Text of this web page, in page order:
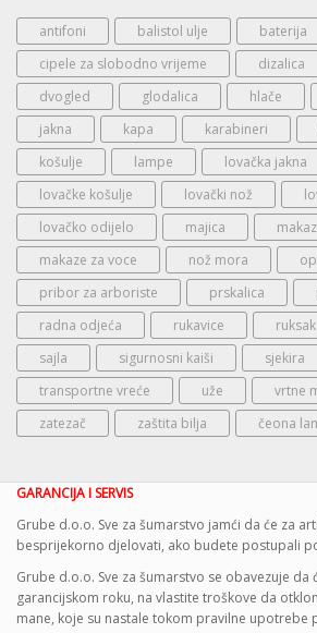
antifoni balistol ulje baterija
cipele za slobodno vrijeme
dizalica
dvogled
glodalica hlače
jakna
kapa karabineri
košulje
lampe lovačka jakna
lovačke košulje
lovački nož
lovačko odijelo
majica
makaze za voce
nož mora
pribor za arboriste
prskalica
radna odjeća
rukavice ruksak
sajla
sigurnosni kaiši
sjekira
transportne vreće
uže
vrtne
zatezač
zaštita bilja čeona
GARANCIJA I SERVIS
Grube d.o.o. Sve za šumarstvo jamći da će za
besprijekorno djelovati, ako budete postupali
Grube d.o.o. Sve za šumarstvo se obavezuje da
garancijskom roku, na vlastite troškove da
mane, koje su nastale tokom pravilne upotrebe